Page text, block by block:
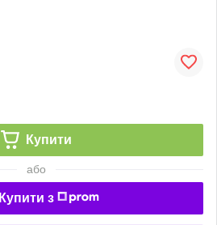
Купити
або
Купити з